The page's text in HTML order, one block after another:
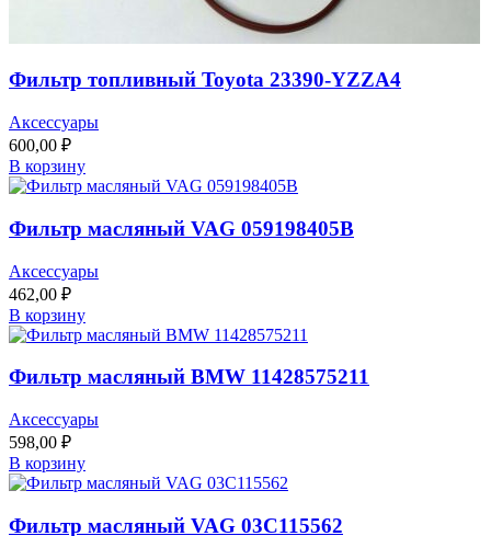
Фильтр топливный Toyota 23390-YZZA4
Аксессуары
600,00 ₽
В корзину
Фильтр масляный VAG 059198405B
Аксессуары
462,00 ₽
В корзину
Фильтр масляный BMW 11428575211
Аксессуары
598,00 ₽
В корзину
Фильтр масляный VAG 03C115562